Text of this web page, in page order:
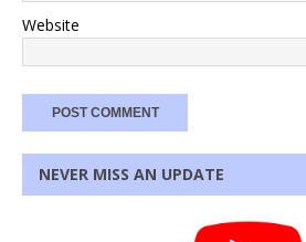
Website
NEVER MISS AN UPDATE